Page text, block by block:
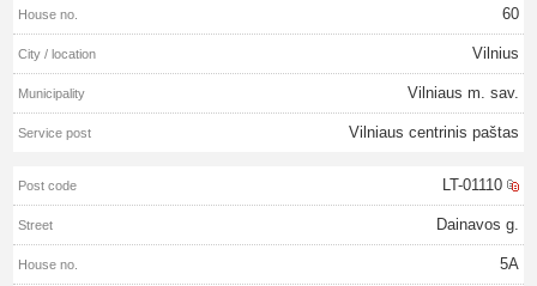
60
Vilnius
Vilniaus m. sav.
Vilniaus centrinis paštas
LT-01110
Dainavos g.
5A